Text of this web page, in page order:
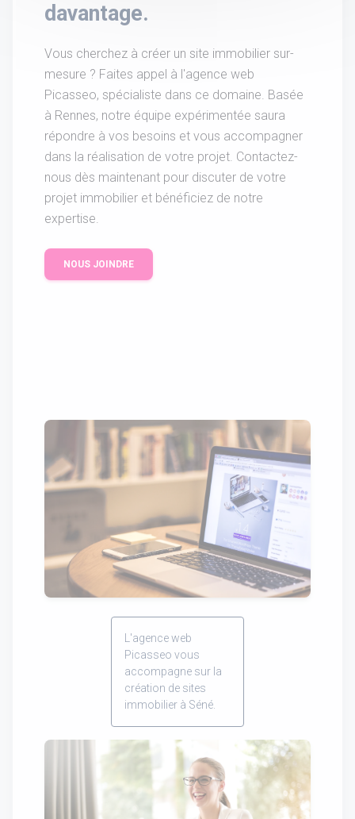
davantage.
Vous cherchez à créer un site immobilier sur-
mesure ? Faites appel à l'agence web
Picasseo, spécialiste dans ce domaine. Basée
à Rennes, notre équipe expérimentée saura
répondre à vos besoins et vous accompagner
dans la réalisation de votre projet. Contactez-
nous dès maintenant pour discuter de votre
projet immobilier et bénéficiez de notre
expertise.
NOUS JOINDRE
L'agence web
Picasseo vous
accompagne sur la
création de sites
immobilier à Séné.